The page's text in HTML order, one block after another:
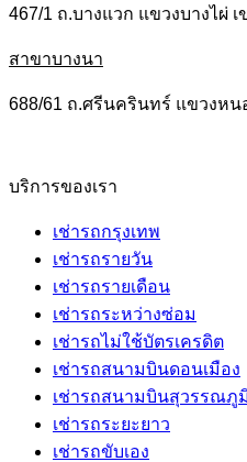
467/1 ถ.บางแวก แขวงบางไผ่
สาขาบางนา
688/61 ถ.ศรีนครินทร์ แขวงหน
บริการของเรา
เช่ารถกรุงเทพ
เช่ารถรายวัน
เช่ารถรายเดือน
เช่ารถระหว่างซ่อม
เช่ารถไม่ใช้บัตรเครดิต
เช่ารถสนามบินดอนเมือง
เช่ารถสนามบินสุวรรณภู
เช่ารถระยะยาว
เช่ารถขับเอง